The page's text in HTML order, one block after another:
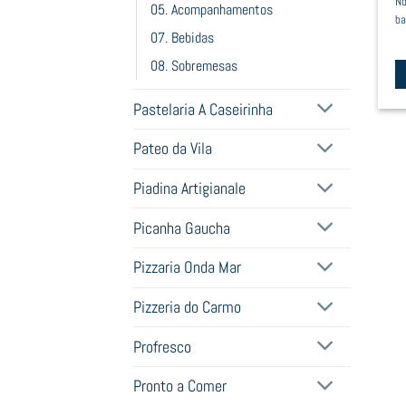
05. Acompanhamentos
07. Bebidas
08. Sobremesas
Pastelaria A Caseirinha
Pateo da Vila
Piadina Artigianale
Picanha Gaucha
Pizzaria Onda Mar
Pizzeria do Carmo
Profresco
Pronto a Comer